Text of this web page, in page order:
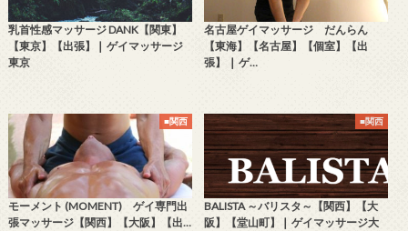
乳首性感マッサージ DANK【関東】
【東京】【出張】❘ ゲイマッサージ
東京
名古屋ゲイマッサージ だんらん
【東海】【名古屋】【個室】【出
張】 ❘ ゲ…
■関西
モーメント (MOMENT) ゲイ専門出
張マッサージ【関西】【大阪】【出…
■関西
BALISTA ～バリスタ～【関西】【大
阪】【堂山町】❘ ゲイマッサージ大